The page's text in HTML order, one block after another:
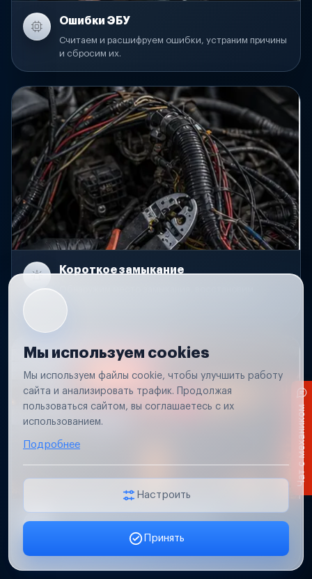
Ошибки ЭБУ
Считаем и расшифруем ошибки, устраним причины
и сбросим их.
Короткое замыкание
проводку и защиту цепей.
Не работает свет прицепа
Проверим проводку и разъемы, восстановим
Мы используем cookies
Мы используем файлы cookie, чтобы улучшить работу
сайта и анализировать трафик. Продолжая
пользоваться сайтом, вы соглашаетесь с их
использованием.
Подробнее
Настроить
Принять
Заявка онлайн
Чат с механиком